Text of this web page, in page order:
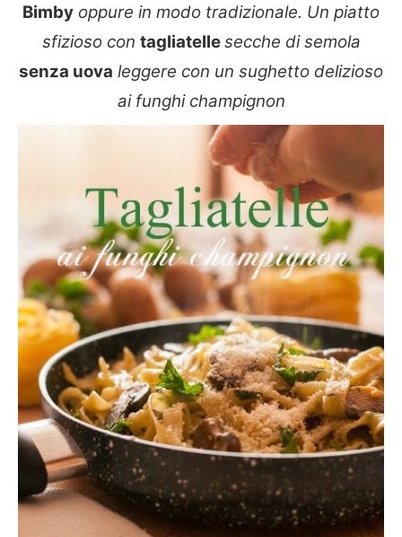
Bimby oppure in modo tradizionale. Un piatto
sfizioso con tagliatellesecche di semola
senza uova leggere con un sughetto delizioso
ai funghi champignon